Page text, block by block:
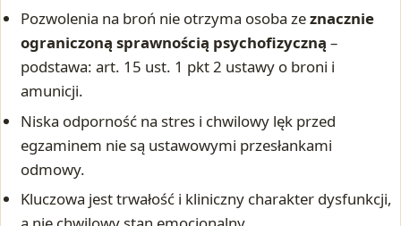
Pozwolenia na broń nie otrzyma osoba zeznacznie
ograniczoną sprawnością psychofizyczną –
podstawa: art. 15 ust. 1 pkt 2 ustawy o broni i
amunicji.
Niska odporność na stres i chwilowy lęk przed
egzaminem nie są ustawowymi przesłankami
odmowy.
Kluczowa jest trwałość i kliniczny charakter dysfunkcji,